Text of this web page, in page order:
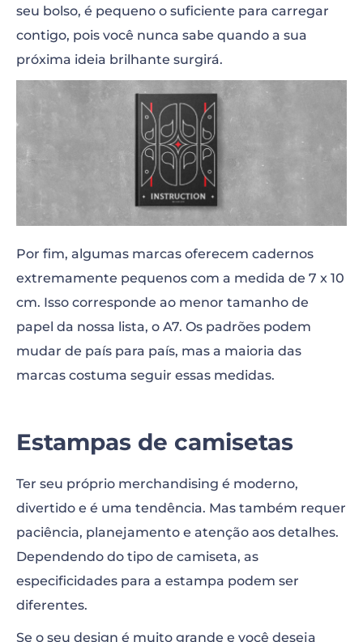
seu bolso, é pequeno o suficiente para carregar
contigo, pois você nunca sabe quando a sua
próxima ideia brilhante surgirá.
Por fim, algumas marcas oferecem cadernos
extremamente pequenos com a medida de 7 x 10
cm. Isso corresponde ao menor tamanho de
papel da nossa lista, o A7. Os padrões podem
mudar de país para país, mas a maioria das
marcas costuma seguir essas medidas.
Estampas de camisetas
Ter seu próprio merchandising é moderno,
divertido e é uma tendência. Mas também requer
paciência, planejamento e atenção aos detalhes.
Dependendo do tipo de camiseta, as
especificidades para a estampa podem ser
diferentes.
Se o seu design é muito grande e você deseja